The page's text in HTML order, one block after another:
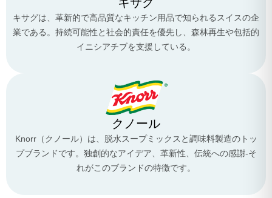
キサグは、革新的で高品質なキッチン用品で知られるスイスの企
業である。持続可能性と社会的責任を優先し、森林再生や包括的
イニシアチブを支援している。
クノール
Knorr（クノール）は、脱水スープミックスと調味料製造のトッ
プブランドです。独創的なアイデア、革新性、伝統への感謝-そ
れがこのブランドの特徴です。